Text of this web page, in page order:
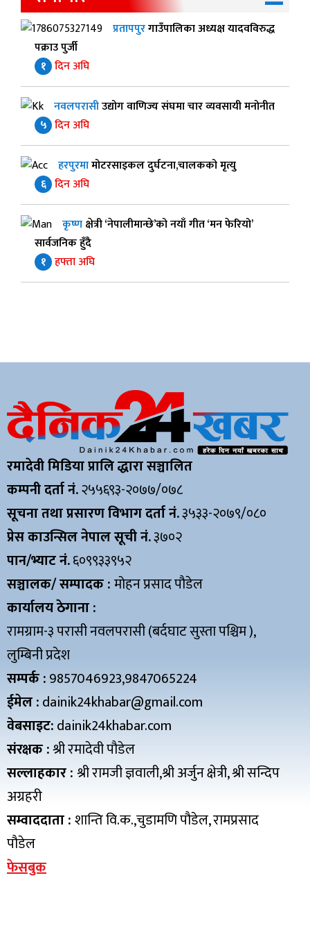
प्रतापपुरगाउँपालिका अध्यक्ष यादवविरुद्ध
पक्राउ पुर्जी
१ दिन अघि
नवलपरासीउद्योग वाणिज्य संघमा चार व्यवसायी मनोनीत
५ दिन अघि
हरपुरमामोटरसाइकल दुर्घटना,चालकको मृत्यु
६ दिन अघि
कृष्णक्षेत्री ‘नेपालीमान्छे’को नयाँ गीत ‘मन फेरियो’
सार्वजनिक हुँदै
१ हफ्ता अघि
रमादेवी मिडिया प्रालि द्धारा सञ्चालित
कम्पनी दर्ता नं.२५५६९३-२०७७/०७८
सूचना तथा प्रसारण विभाग दर्ता नं.३५३३-२०७९/०८०
प्रेस काउन्सिल नेपाल सूची नं.३७०२
पान/भ्याट नं.६०९९३३९५२
सञ्चालक/ सम्पादक :मोहन प्रसाद पौडेल
कार्यालय ठेगाना :
रामग्राम-३ परासी नवलपरासी (बर्दघाट सुस्ता पश्चिम ),
लुम्बिनी प्रदेश
सम्पर्क :9857046923,9847065224
ईमेल :dainik24khabar@gmail.com
वेबसाइट:dainik24khabar.com
संरक्षक :श्री रमादेवी पौडेल
सल्लाहकार :श्री रामजी ज्ञवाली,श्री अर्जुन क्षेत्री, श्री सन्दिप
अग्रहरी
सम्वाददाता :शान्ति वि.क.,चुडामणि पौडेल, रामप्रसाद
पौडेल
फेसबुक